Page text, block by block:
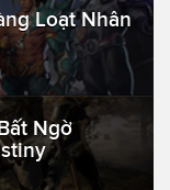
Loạt Nhân
Ngờ